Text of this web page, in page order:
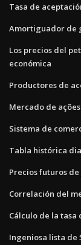
Tasa de
Amortiguador de
Los precios del
económica
Productores de
Mercado de
Sistema de
Tabla histórica
Precios futuros de
Correlación del
Cálculo de la
Ingeniosa lista de